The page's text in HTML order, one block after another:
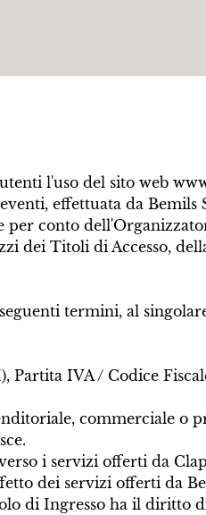
l'uso del sito web
effettuata da Bemils
conto
dei Titoli di Accesso,
termini, al
Partita IVA / Codice
commerciale o
i servizi offerti da
dei servizi offerti da
di Ingresso ha il diritto